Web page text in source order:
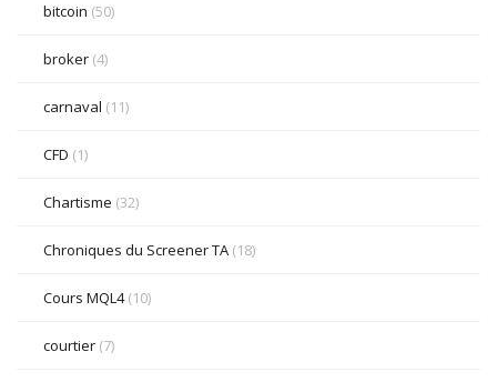
bitcoin (50)
broker (4)
carnaval (11)
CFD (1)
Chartisme (32)
Chroniques du Screener TA (18)
Cours MQL4(10)
courtier (7)